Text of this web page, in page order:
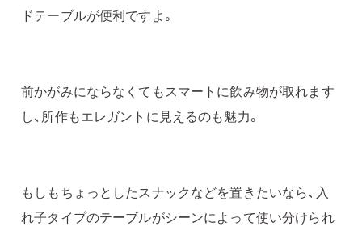
ドテーブルが便利ですよ。
前かがみにならなくてもスマートに飲み物が取れます
し、所作もエレガントに見えるのも魅力。
もしもちょっとしたスナックなどを置きたいなら、入
れ子タイプのテーブルがシーンによって使い分けられ